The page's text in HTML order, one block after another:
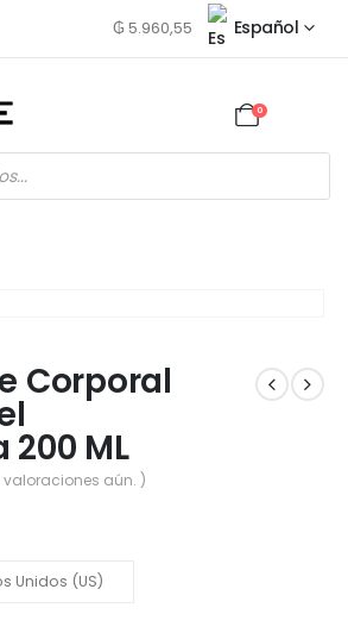
₲ 5.960,55 Español
0
Corporal
200 ML
valoraciones aún. )